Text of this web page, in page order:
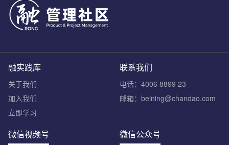
联系我们
电话：4006 8899 23
邮箱：beining@chandao.com
融实践库
关于我们
加入我们
立即学习
微信公众号
微信视频号